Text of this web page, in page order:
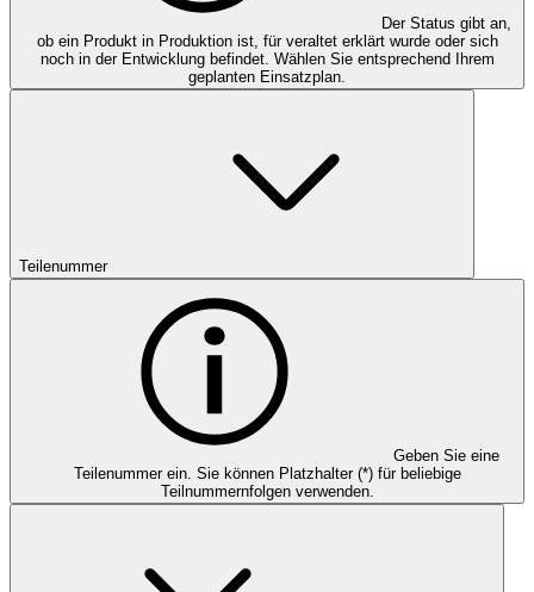
Der Status gibt an,
ob ein Produkt in Produktion ist, für veraltet erklärt wurde oder sich
noch in der Entwicklung befindet. Wählen Sie entsprechend Ihrem
geplanten Einsatzplan.
Teilenummer
Geben Sie eine
Teilenummer ein. Sie können Platzhalter (*) für beliebige
Teilnummernfolgen verwenden.